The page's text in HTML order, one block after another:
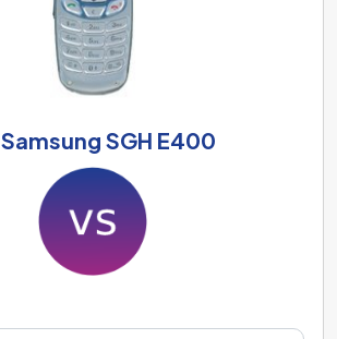
Samsung SGH E400